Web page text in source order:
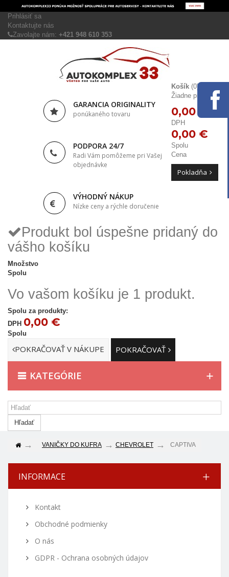
Prihlásiť sa
Kontaktujte nás
Zavolajte nám: +421 948 610 353
GARANCIA ORIGINALITY
ponúkaného tovaru
PODPORA 24/7
Radi Vám pomôžeme pri Vašej
objednávke
VÝHODNÝ NÁKUP
Nízke ceny a rýchle doručenie
Košík (0)
Žiadne produkty
0,00 €
DPH
0,00 €
Spolu
Cena
Pokladňa
Produkt bol úspešne pridaný do
vášho košíku
Množstvo
Spolu
Vo vašom košíku je 1 produkt.
Spolu za produkty:
DPH 0,00 €
Spolu
POKRAČOVAŤ V NÁKUPE POKRAČOVAŤ
KATEGÓRIE
Hľadať
VANIČKY DO KUFRA CHEVROLET CAPTIVA
INFORMACE
Kontakt
Obchodné podmienky
O nás
GDPR - Ochrana osobných údajov